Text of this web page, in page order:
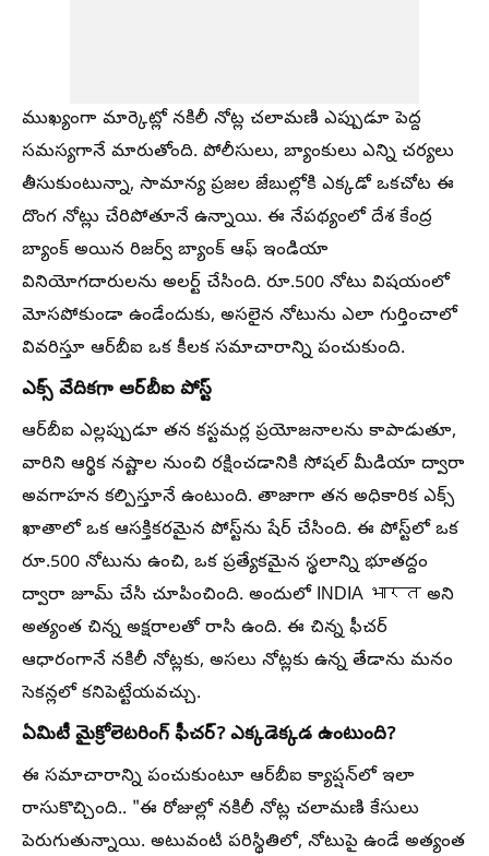
ముఖ్యంగా మార్కెట్లో నకిలీ నోట్ల చలామణి ఎప్పుడూ పెద్ద
సమస్యగానే మారుతోంది. పోలీసులు, బ్యాంకులు ఎన్ని చర్యలు
తీసుకుంటున్నా, సామాన్య ప్రజల జేబుల్లోకి ఎక్కడో ఒకచోట ఈ
దొంగ నోట్లు చేరిపోతూనే ఉన్నాయి. ఈ నేపథ్యంలో దేశ కేంద్ర
బ్యాంక్ అయిన రిజర్వ్ బ్యాంక్ ఆఫ్ ఇండియా
వినియోగదారులను అలర్ట్ చేసింది. రూ.500 నోటు విషయంలో
మోసపోకుండా ఉండేందుకు, అసలైన నోటును ఎలా గుర్తించాలో
వివరిస్తూ ఆర్‌బీఐ ఒక కీలక సమాచారాన్ని పంచుకుంది.
ఎక్స్‌ వేదికగా ఆర్‌బీఐ పోస్ట్
ఆర్‌బీఐ ఎల్లప్పుడూ తన కస్టమర్ల ప్రయోజనాలను కాపాడుతూ,
వారిని ఆర్థిక నష్టాల నుంచి రక్షించడానికి సోషల్ మీడియా ద్వారా
అవగాహన కల్పిస్తూనే ఉంటుంది. తాజాగా తన అధికారిక ఎక్స్
ఖాతాలో ఒక ఆసక్తికరమైన పోస్ట్‌ను షేర్ చేసింది. ఈ పోస్ట్‌లో ఒక
రూ.500 నోటును ఉంచి, ఒక ప్రత్యేకమైన స్థలాన్ని భూతద్దం
ద్వారా జూమ్ చేసి చూపించింది. అందులో INDIA भारत అని
అత్యంత చిన్న అక్షరాలతో రాసి ఉంది. ఈ చిన్న ఫీచర్
ఆధారంగానే నకిలీ నోట్లకు, అసలు నోట్లకు ఉన్న తేడాను మనం
సెకన్లలో కనిపెట్టేయవచ్చు.
ఏమిటీ మైక్రోలెటరింగ్ ఫీచర్? ఎక్కడెక్కడ ఉంటుంది?
ఈ సమాచారాన్ని పంచుకుంటూ ఆర్‌బీఐ క్యాప్షన్‌లో ఇలా
రాసుకొచ్చింది.. "ఈ రోజుల్లో నకిలీ నోట్ల చలామణి కేసులు
పెరుగుతున్నాయి. అటువంటి పరిస్థితిలో, నోటుపై ఉండే అత్యంత